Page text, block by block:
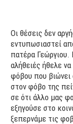
Οι θέσεις δεν
εντυπωσιαστεί
πατέρα
αλήθειές ήθελε
φόβου που βιώνει
στον φόβο της
σε ότι άλλο μας
εξηγούσε στο
ξεπερνάμε τις